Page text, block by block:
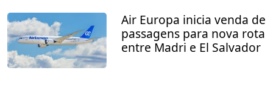
Air Europa inicia venda de
passagens para nova rota
entre Madri e El Salvador